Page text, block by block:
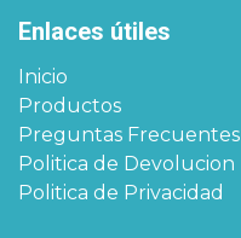
Enlaces útiles
Inicio
Productos
Preguntas Frecuentes
Politica de Devolucion
Politica de Privacidad